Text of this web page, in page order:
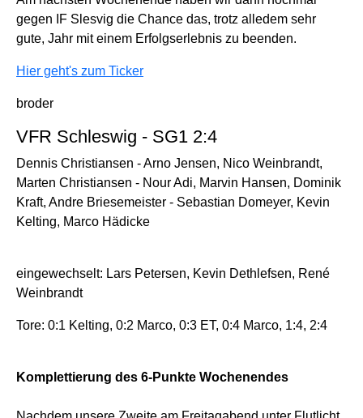
gegen IF Slesvig die Chance das, trotz alledem sehr
gute, Jahr mit einem Erfolgserlebnis zu beenden.
Hier geht's zum Ticker
broder
VFR Schleswig - SG1 2:4
Dennis Christiansen - Arno Jensen, Nico Weinbrandt,
Marten Christiansen - Nour Adi, Marvin Hansen, Dominik
Kraft, Andre Briesemeister - Sebastian Domeyer, Kevin
Kelting, Marco Hädicke
eingewechselt: Lars Petersen, Kevin Dethlefsen, René
Weinbrandt
Tore: 0:1 Kelting, 0:2 Marco, 0:3 ET, 0:4 Marco, 1:4, 2:4
Komplettierung des 6-Punkte Wochenendes